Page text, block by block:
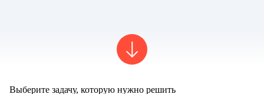
Выберите задачу, которую нужно решить